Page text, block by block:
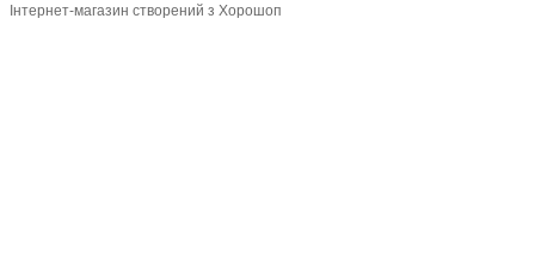
Інтернет-магазин створений з Хорошоп